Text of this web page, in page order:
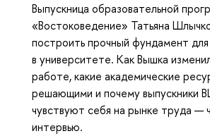
Выпускница образовательной
«Востоковедение» Татьяна
построить прочный фундамент
в университете. Как Вышка
работе, какие академические
решающими и почему выпускники
чувствуют себя на рынке труда —
интервью.